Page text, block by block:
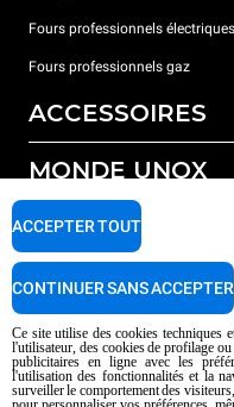
Fours professionnels électriques
Fours professionnels gaz
ACCESSOIRES
Tous les accessoires
Détergents pour lavage
Détergents pour lavage manuel
Traitement de l'eau avec filtres à
MONDE UNOX
Nos bureaux dans le monde
SUPPORT
Garantie Unox
Trouver les Centres SAV
AI Content Disclaimer
Ce site utilise des cookies techniques
l'utilisateur, des cookies de profilage
publicitaires en ligne avec les
l'utilisation des fonctionnalités et la
surveiller le comportement des
ACCEPTER TOUT
CONTINUER SANS ACCEPTER